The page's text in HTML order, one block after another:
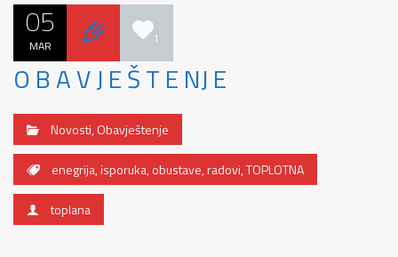
05
MAR 1
O B A V J E Š T E NJ E
Novosti,Obavještenje
enegrija,isporuka,obustave,radovi,TOPLOTNA
toplana